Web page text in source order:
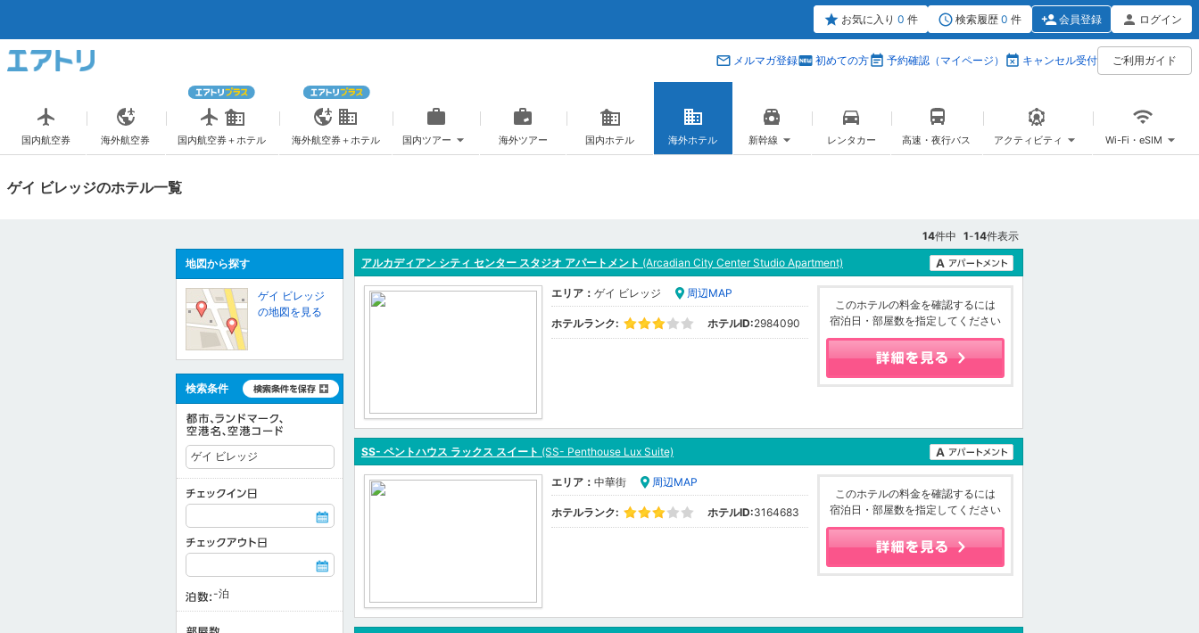
メルマガ登録 初めての方 予約確認（マイページ） キャンセル受付 ご利用ガイド
国内航空券 海外航空券 国内航空券＋ホテル 海外航空券＋ホテル 国内ツアー 海外ツアー 国内ホテル 海外ホテル 新幹線 レンタカー 高速・夜行バス アクティビティ Wi-Fi・eSIM
お気に入り 0 件 検索履歴 0 件 会員登録 ログイン
ゲイ ビレッジのホテル一覧
14件中 1-14件表示
アルカディアン シティ センター スタジオ アパートメント (Arcadian City Center Studio Apartment)
エリア： ゲイ ビレッジ 周辺MAP
ホテルランク: ホテルID:2984090
このホテルの料金を確認するには
宿泊日・部屋数を指定してください
SS- ペントハウス ラックス スイート (SS- Penthouse Lux Suite)
エリア： 中華街 周辺MAP
ホテルランク: ホテルID:3164683
このホテルの料金を確認するには
宿泊日・部屋数を指定してください
地図から探す
ゲイ ビレッジ
の地図を見る
検索条件
-泊